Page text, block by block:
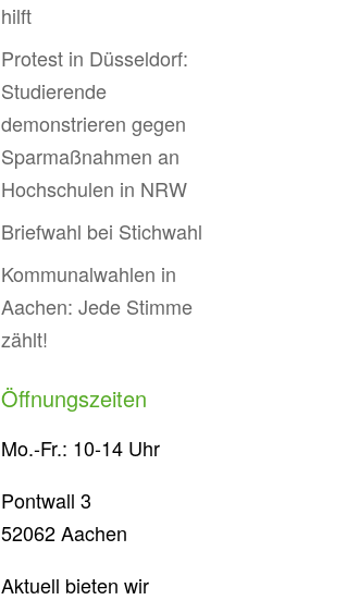
hilft
Protest in Düsseldorf:
Studierende
demonstrieren gegen
Sparmaßnahmen an
Hochschulen in NRW
Briefwahl bei Stichwahl
Kommunalwahlen in
Aachen: Jede Stimme
zählt!
Öffnungszeiten
Mo.-Fr.: 10-14 Uhr
Pontwall 3
52062 Aachen
Aktuell bieten wir